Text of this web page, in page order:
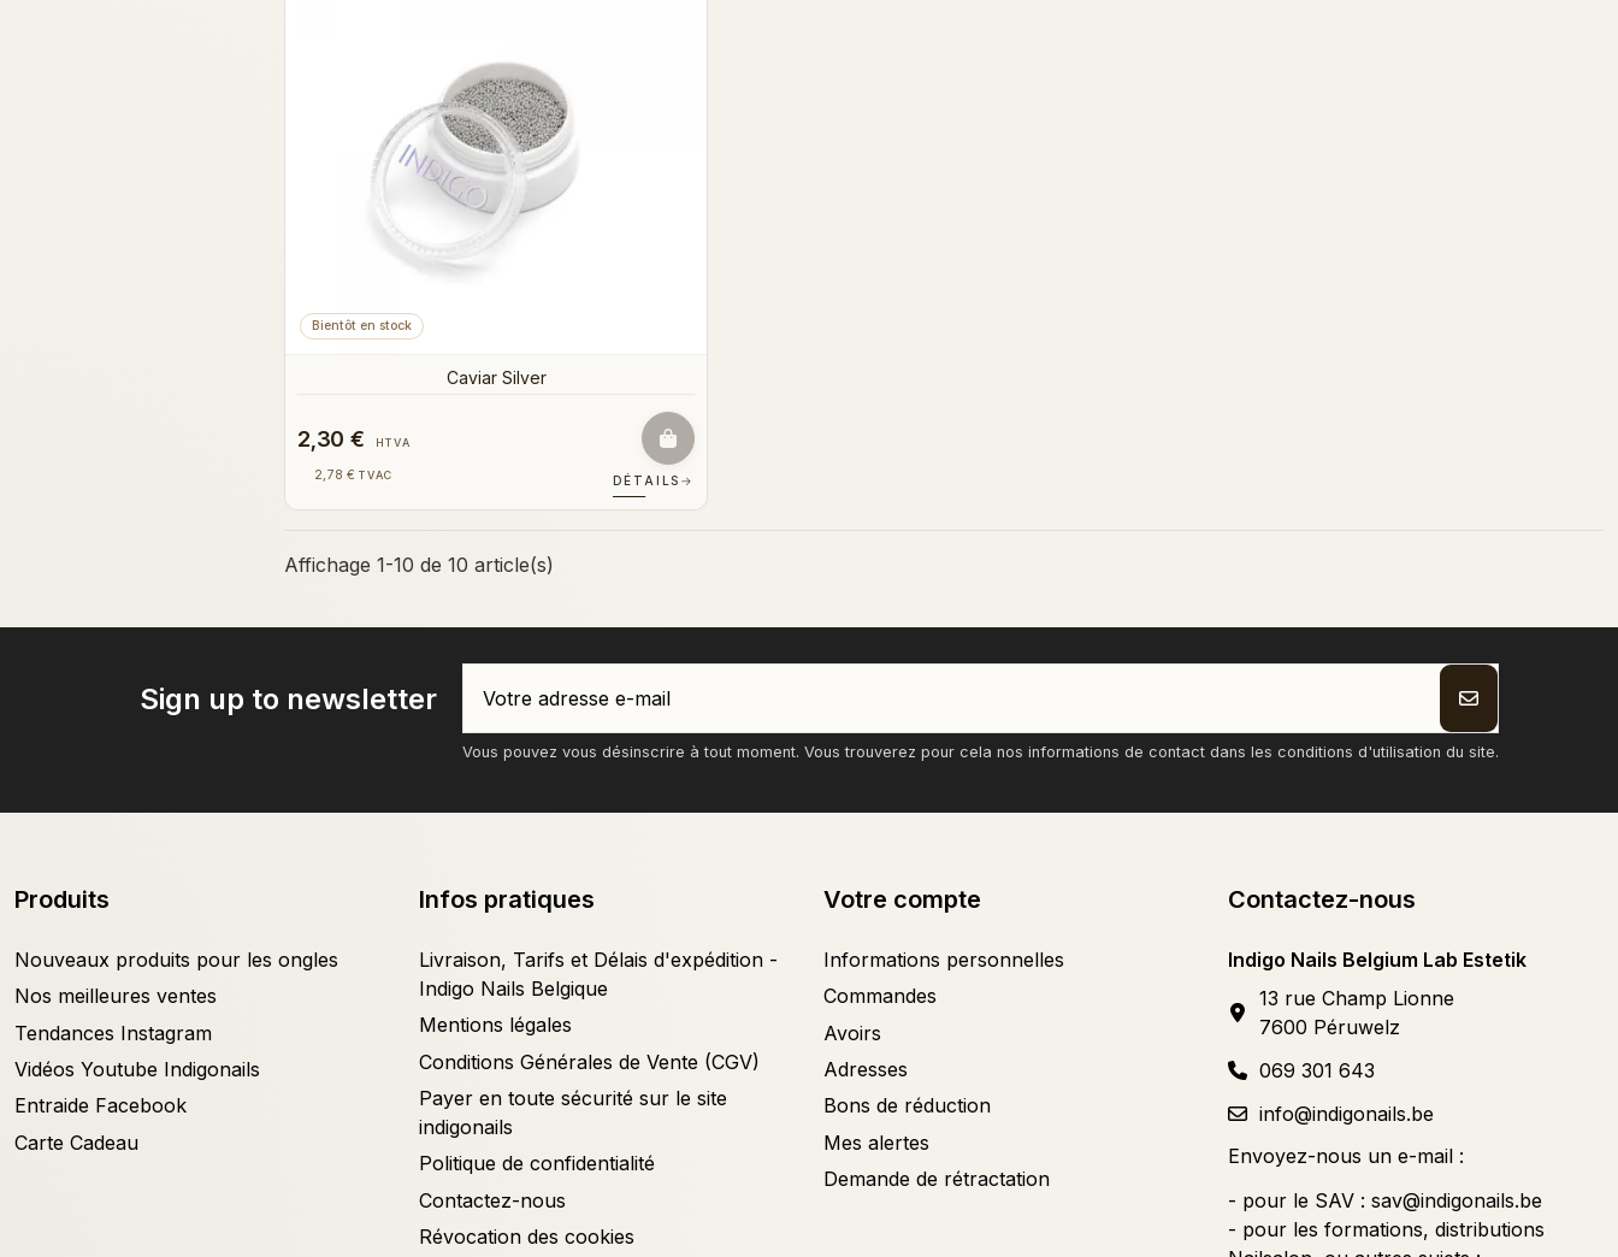
Bientôt en stock
Caviar Silver
2,30 € HTVA
2,78 € TVAC DÉTAILS →
Affichage 1-10 de 10 article(s)
Sign up to newsletter
Vous pouvez vous désinscrire à tout moment. Vous trouverez pour cela nos informations de contact dans les conditions d'utilisation du site.
Produits
Nouveaux produits pour les ongles
Nos meilleures ventes
Tendances Instagram
Vidéos Youtube Indigonails
Entraide Facebook
Carte Cadeau
Infos pratiques
Livraison, Tarifs et Délais d'expédition -
Indigo Nails Belgique
Mentions légales
Conditions Générales de Vente (CGV)
Payer en toute sécurité sur le site
indigonails
Politique de confidentialité
Contactez-nous
Révocation des cookies
Votre compte
Informations personnelles
Commandes
Avoirs
Adresses
Bons de réduction
Mes alertes
Demande de rétractation
Contactez-nous
Indigo Nails Belgium Lab Estetik
13 rue Champ Lionne
7600 Péruwelz
069 301 643
info@indigonails.be
Envoyez-nous un e-mail :
- pour le SAV : sav@indigonails.be
- pour les formations, distributions